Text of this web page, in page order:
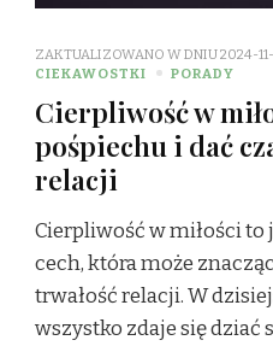
ZAKTUALIZOWANO W DNIU2024-
CIEKAWOSTKI
PORADY
Cierpliwość w
pośpiechu i dać
relacji
Cierpliwość w miłości
cech, która może
trwałość relacji. W
wszystko zdaje się